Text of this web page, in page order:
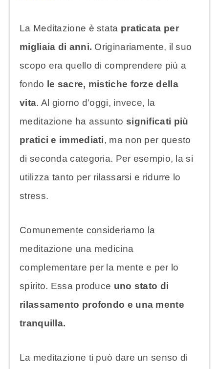
La Meditazione è stata praticata per
migliaia di anni. Originariamente, il suo
scopo era quello di comprendere più a
fondo le sacre, mistiche forze della
vita. Al giorno d’oggi, invece, la
meditazione ha assunto significati più
pratici e immediati, ma non per questo
di seconda categoria. Per esempio, la si
utilizza tanto per rilassarsi e ridurre lo
stress.
Comunemente consideriamo la
meditazione una medicina
complementare per la mente e per lo
spirito. Essa produce uno stato di
rilassamento profondo e una mente
tranquilla.
La meditazione ti può dare un senso di